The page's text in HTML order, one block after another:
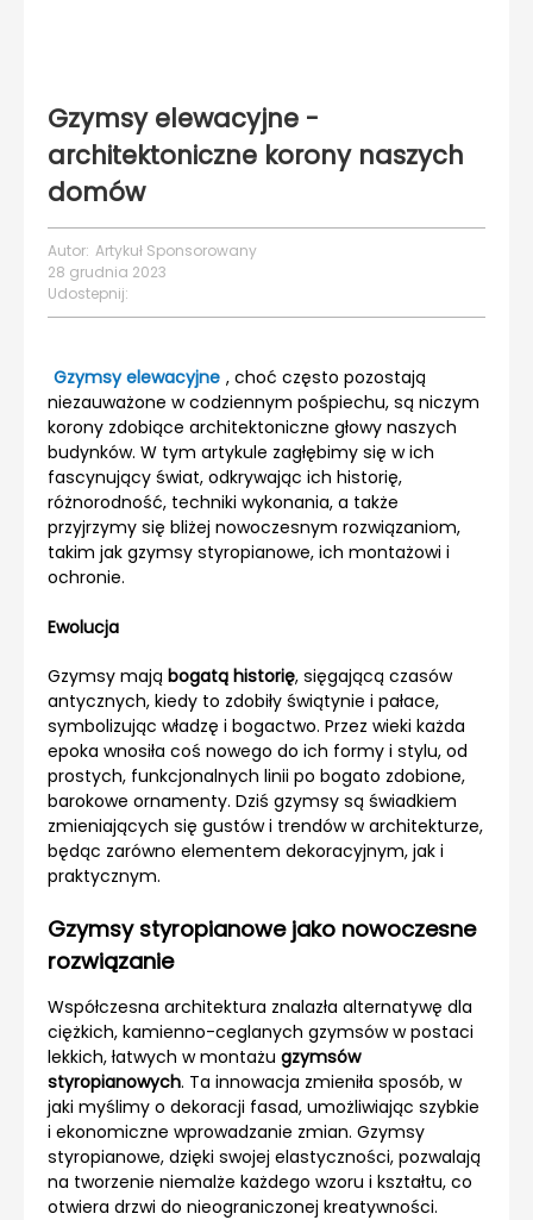
Gzymsy elewacyjne -
architektoniczne korony naszych
domów
Autor: Artykuł Sponsorowany
28 grudnia 2023
Udostepnij:
Gzymsy elewacyjne , choć często pozostają
niezauważone w codziennym pośpiechu, są niczym
korony zdobiące architektoniczne głowy naszych
budynków. W tym artykule zagłębimy się w ich
fascynujący świat, odkrywając ich historię,
różnorodność, techniki wykonania, a także
przyjrzymy się bliżej nowoczesnym rozwiązaniom,
takim jak gzymsy styropianowe, ich montażowi i
ochronie.
Ewolucja
Gzymsy mają bogatą historię, sięgającą czasów
antycznych, kiedy to zdobiły świątynie i pałace,
symbolizując władzę i bogactwo. Przez wieki każda
epoka wnosiła coś nowego do ich formy i stylu, od
prostych, funkcjonalnych linii po bogato zdobione,
barokowe ornamenty. Dziś gzymsy są świadkiem
zmieniających się gustów i trendów w architekturze,
będąc zarówno elementem dekoracyjnym, jak i
praktycznym.
Gzymsy styropianowe jako nowoczesne
rozwiązanie
Współczesna architektura znalazła alternatywę dla
ciężkich, kamienno-ceglanych gzymsów w postaci
lekkich, łatwych w montażu gzymsów
styropianowych. Ta innowacja zmieniła sposób, w
jaki myślimy o dekoracji fasad, umożliwiając szybkie
i ekonomiczne wprowadzanie zmian. Gzymsy
styropianowe, dzięki swojej elastyczności, pozwalają
na tworzenie niemalże każdego wzoru i kształtu, co
otwiera drzwi do nieograniczonej kreatywności.